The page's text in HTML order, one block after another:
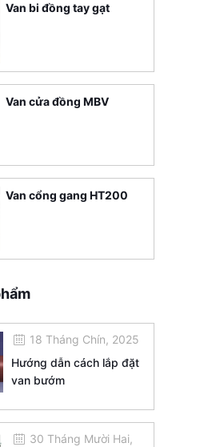
Van bi đồng tay gạt
Van cửa đồng MBV
Van cổng gang HT200
18 Tháng Chín, 2025
Hướng dẫn cách lắp đặt
van bướm
30 Tháng Mười Hai,